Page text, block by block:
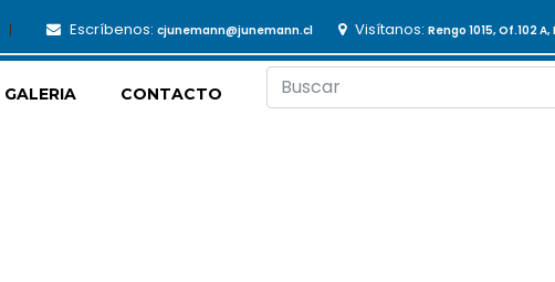
Escríbenos: cjunemann@junemann.cl Visítanos: Rengo 1015, Of.102
GALERIA CONTACTO